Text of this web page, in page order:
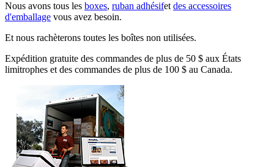
Nous avons tous les boxes, ruban adhésifet des accessoires
d'emballage vous avez besoin.
Et nous rachèterons toutes les boîtes non utilisées.
Expédition gratuite des commandes de plus de 50 $ aux États
limitrophes et des commandes de plus de 100 $ au Canada.